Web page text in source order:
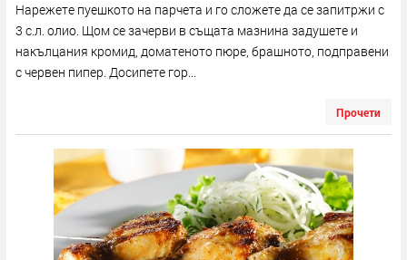
Нарежете пуешкото на парчета и го сложете да се запитржи с
3 с.л. олио. Щом се зачерви в същата мазнина задушете и
накълцания кромид, доматеното пюре, брашното, подправени
с червен пипер. Досипете гор...
Прочети